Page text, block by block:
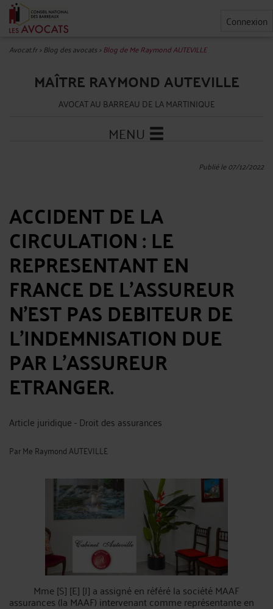
Connexion
Avocat.fr>Blog des avocats>Blog de Me Raymond AUTEVILLE
MAÎTRE RAYMOND AUTEVILLE
AVOCAT AU BARREAU DE LA MARTINIQUE
MENU
Publié le 07/12/2022
ACCIDENT DE LA
CIRCULATION : LE
REPRESENTANT EN
FRANCE DE L'ASSUREUR
N'EST PAS DEBITEUR DE
L'INDEMNISATION DUE
PAR L'ASSUREUR
ETRANGER.
Article juridique - Droit des assurances
ParMe Raymond AUTEVILLE
Mme [S] [E] [J] a assigné en référé la société MAAF
assurances (la MAAF) intervenant comme représentante en